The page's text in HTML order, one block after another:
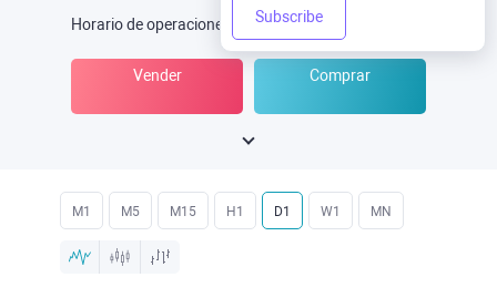
Subscribe
Horario de operaciones (UTC) -Abrir ahora
Vender Comprar
M1 M5 M15 H1 D1 W1 MN